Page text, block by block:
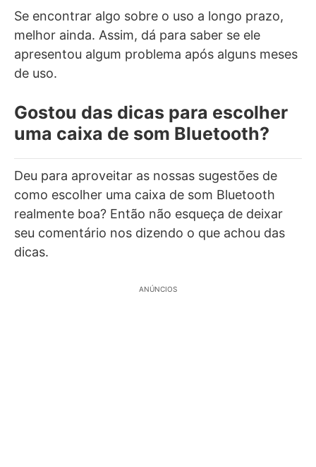
Se encontrar algo sobre o uso a longo prazo,
melhor ainda. Assim, dá para saber se ele
apresentou algum problema após alguns meses
de uso.
Gostou das dicas para escolher
uma caixa de som Bluetooth?
Deu para aproveitar as nossas sugestões de
como escolher uma caixa de som Bluetooth
realmente boa? Então não esqueça de deixar
seu comentário nos dizendo o que achou das
dicas.
ANÚNCIOS